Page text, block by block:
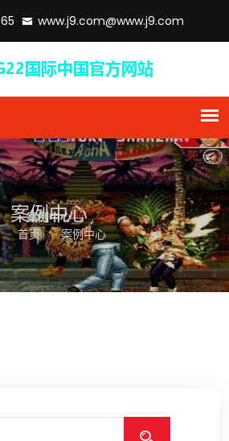
www.j9.com@www.j9.com
案例中心
首页 案例中心